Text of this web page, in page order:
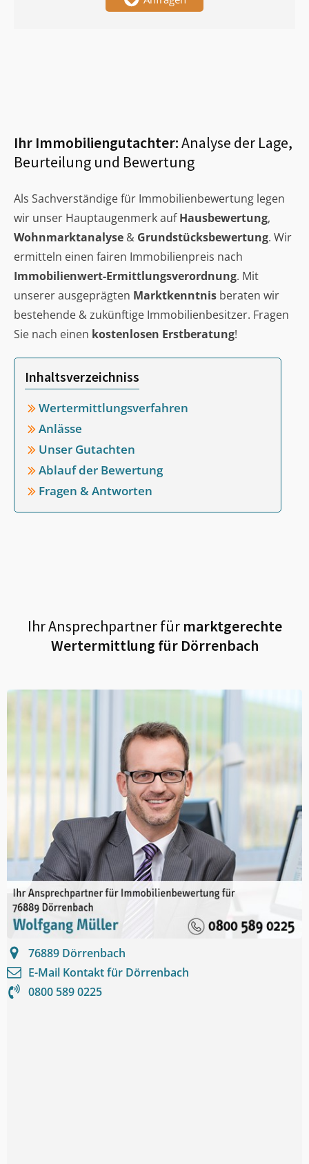
Ihr Immobiliengutachter:Analyse der Lage,
Beurteilung und Bewertung
Als Sachverständige für Immobilienbewertung legen
wir unser Hauptaugenmerk aufHausbewertung,
Wohnmarktanalyse & Grundstücksbewertung. Wir
ermitteln einen fairen Immobilienpreis nach
Immobilienwert-Ermittlungsverordnung. Mit
unserer ausgeprägten Marktkenntnis beraten wir
bestehende & zukünftige Immobilienbesitzer. Fragen
Sie nach einen kostenlosen Erstberatung!
Inhaltsverzeichniss
Wertermittlungsverfahren
Anlässe
Unser Gutachten
Ablauf der Bewertung
Fragen & Antworten
Ihr Ansprechpartner fürmarktgerechte
Wertermittlung für Dörrenbach
76889 Dörrenbach
E-Mail Kontakt für Dörrenbach
0800 589 0225